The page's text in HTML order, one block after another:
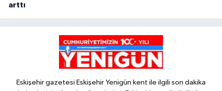
arttı
Eskişehir gazetesi Eskişehir Yenigün kent ile ilgili son dakika